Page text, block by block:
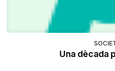
Una dècada